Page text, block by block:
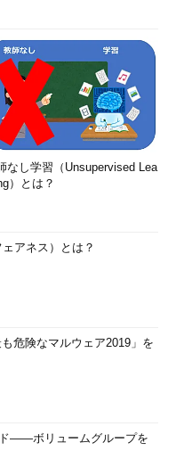
なし学習（Unsupervised Lea
）とは？
アネス）とは？
危険なマルウェア2019」を
ド――ボリュームグループを